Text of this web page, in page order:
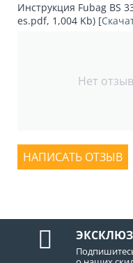
Инструкция Fubag BS
es.pdf, 1,004 Kb) [
Нет
НАПИСАТЬ ОТЗЫВ